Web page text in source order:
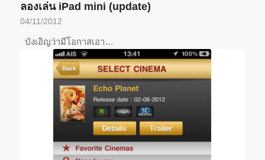
ลองเล่น iPad mini (update)
04/11/2012
บังเอิญว่ามีโอกาสเอา…